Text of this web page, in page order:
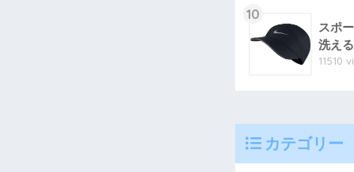
10
スポ
洗え
11510
カテゴリー